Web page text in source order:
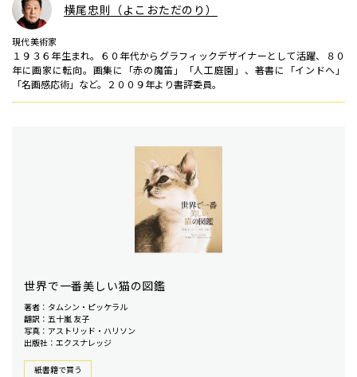
横尾忠則（よこおただのり）
現代美術家
１９３６年生まれ。６０年代からグラフィックデザイナーとして活躍、８０
年に画家に転向。画集に「赤の魔笛」「人工庭園」、著書に「インドへ」
「名画感応術」など。２００９年より書評委員。
世界で一番美しい猫の図鑑
著者：タムシン・ピッケラル
翻訳：五十嵐 友子
写真：アストリッド・ハリソン
出版社：エクスナレッジ
紙書籍で買う